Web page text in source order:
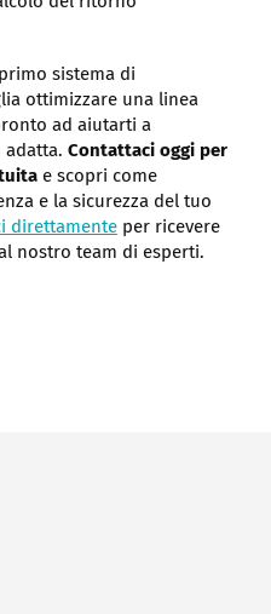
sistema di
ottimizzare una linea
ad aiutarti a
adatta. Contattaci oggi per
e scopri come
e la sicurezza del tuo
direttamenteper ricevere
nostro team di esperti.